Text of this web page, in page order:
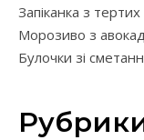
Запіканка з тертих
Морозиво з
Булочки зі